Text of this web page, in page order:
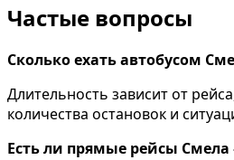
Частые вопросы
Сколько ехать автобусом
Длительность зависит от
количества остановок и
Есть ли прямые рейсы